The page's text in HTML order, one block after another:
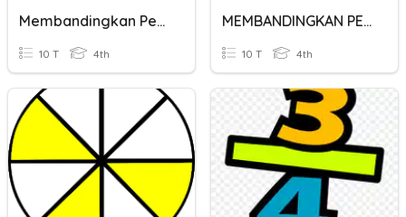
Membandingkan Pecahan
10 T 4th
MEMBANDINGKAN PECAHAN
10 T 4th